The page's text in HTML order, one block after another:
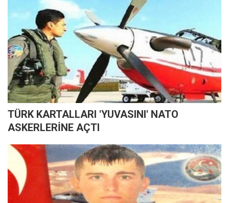
TÜRK KARTALLARI 'YUVASINI' NATO
ASKERLERİNE AÇTI